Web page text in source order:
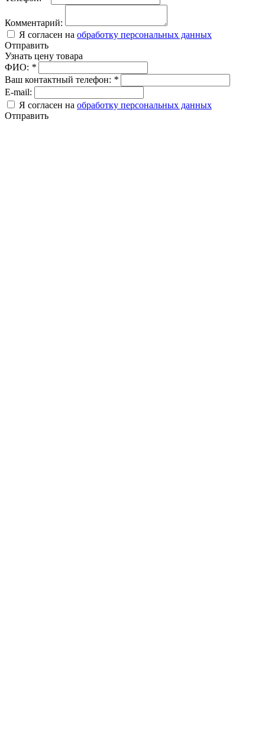
Комментарий:
Я согласен на обработку персональных данных
Отправить
Узнать цену товара
ФИО: *
Ваш контактный телефон: *
E-mail:
Я согласен на обработку персональных данных
Отправить